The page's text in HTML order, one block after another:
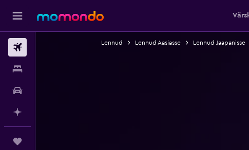
Lennud Lennud Aasiasse Lennud Jaapanisse